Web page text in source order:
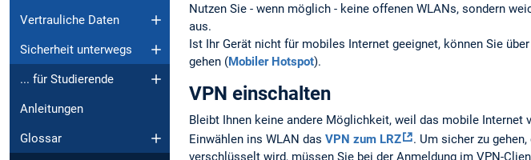
Vertrauliche Daten
Sicherheit unterwegs
... für Studierende
Anleitungen
Glossar
Nutzen Sie - wenn möglich - keine offenen WLANs, sondern
aus.
Ist Ihr Gerät nicht für mobiles Internet geeignet, können Sie
gehen (Mobiler Hotspot).
VPN einschalten
Bleibt Ihnen keine andere Möglichkeit, weil das mobile
Einwählen ins WLAN das VPN zum LRZ
. Um sicher zu
verschlüsselt wird, müssen Sie bei der Anmeldung im VPN-